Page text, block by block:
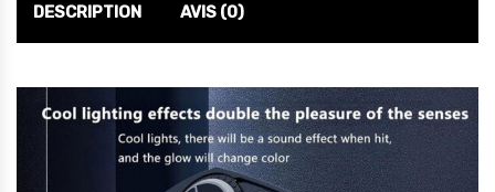
DESCRIPTION AVIS (0)